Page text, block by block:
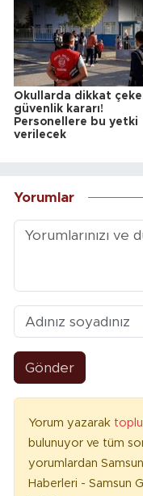
Okullarda dikkat
güvenlik kararı!
Personellere bu yetki
verilecek
Yorumlar
Gönder
Yorum yazarak
bulunuyor ve tüm
yorumlardan
Haberleri - Samsun